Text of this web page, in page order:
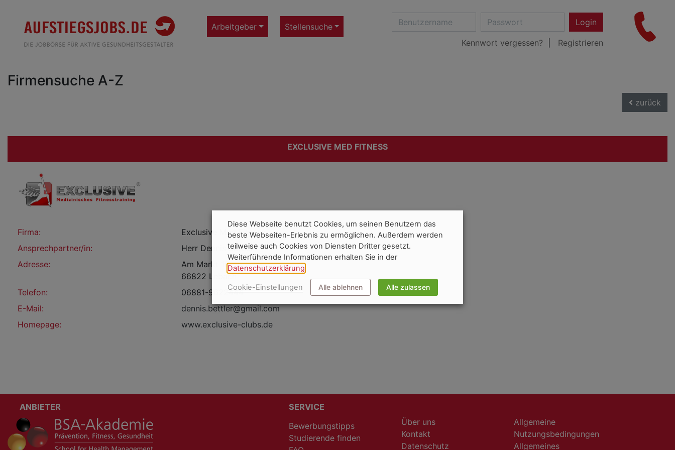
Arbeitgeber Stellensuche Login
Kennwort vergessen? Registrieren
Firmensuche A-Z
zurück
EXCLUSIVE MED FITNESS
Firma:
Exclusive Med Fitness
Ansprechpartner/in:
Herr Dennis Bettler
Adresse:
Am Markt 10
66822 Lebach
Telefon:
06881-9622444
E-Mail:
dennis.bettler@gmail.com
Homepage:
www.exclusive-clubs.de
ANBIETER
SERVICE
Bewerbungstipps
Studierende finden
Über uns
Kontakt
Datenschutz
Allgemeine
Nutzungsbedingungen
Allgemeines
Diese Webseite benutzt Cookies, um seinen Benutzern das
beste Webseiten-Erlebnis zu ermöglichen. Außerdem werden
teilweise auch Cookies von Diensten Dritter gesetzt.
Weiterführende Informationen erhalten Sie in der
Datenschutzerklärung
Cookie-Einstellungen Alle ablehnen Alle zulassen